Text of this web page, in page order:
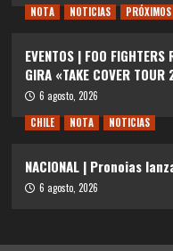
NOTA
NOTICIAS
EVENTOS | FOO
GIRA «TAKE COVER
6 agosto, 2026
CHILE
NOTA NOTICIAS
NACIONAL | Pronoias
6 agosto, 2026